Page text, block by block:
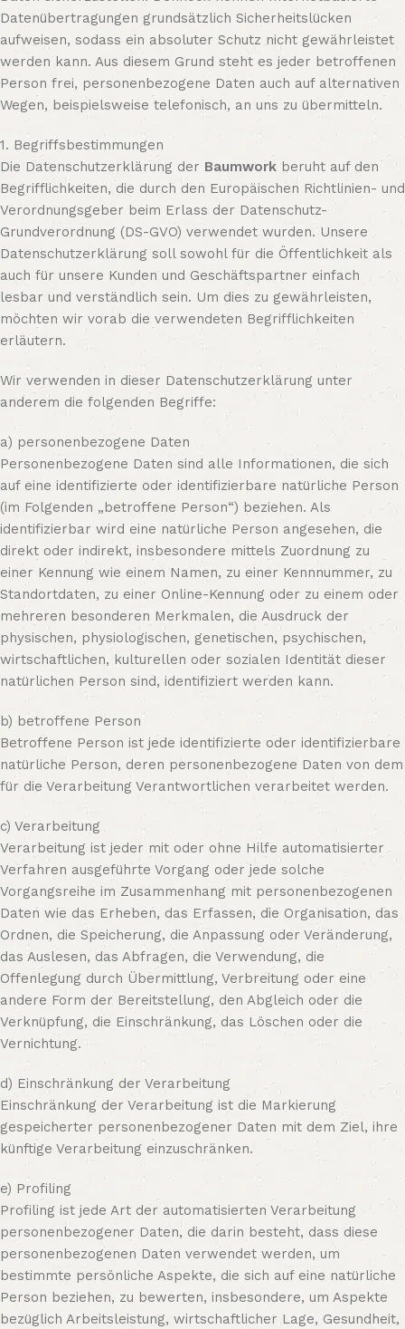
Datenübertragungen grundsätzlich Sicherheitslücken
aufweisen, sodass ein absoluter Schutz nicht gewährleistet
werden kann. Aus diesem Grund steht es jeder betroffenen
Person frei, personenbezogene Daten auch auf alternativen
Wegen, beispielsweise telefonisch, an uns zu übermitteln.
1. Begriffsbestimmungen
Die Datenschutzerklärung der Baumwork beruht auf den
Begrifflichkeiten, die durch den Europäischen Richtlinien- und
Verordnungsgeber beim Erlass der Datenschutz-
Grundverordnung (DS-GVO) verwendet wurden. Unsere
Datenschutzerklärung soll sowohl für die Öffentlichkeit als
auch für unsere Kunden und Geschäftspartner einfach
lesbar und verständlich sein. Um dies zu gewährleisten,
möchten wir vorab die verwendeten Begrifflichkeiten
erläutern.
Wir verwenden in dieser Datenschutzerklärung unter
anderem die folgenden Begriffe:
a) personenbezogene Daten
Personenbezogene Daten sind alle Informationen, die sich
auf eine identifizierte oder identifizierbare natürliche Person
(im Folgenden „betroffene Person“) beziehen. Als
identifizierbar wird eine natürliche Person angesehen, die
direkt oder indirekt, insbesondere mittels Zuordnung zu
einer Kennung wie einem Namen, zu einer Kennnummer, zu
Standortdaten, zu einer Online-Kennung oder zu einem oder
mehreren besonderen Merkmalen, die Ausdruck der
physischen, physiologischen, genetischen, psychischen,
wirtschaftlichen, kulturellen oder sozialen Identität dieser
natürlichen Person sind, identifiziert werden kann.
b) betroffene Person
Betroffene Person ist jede identifizierte oder identifizierbare
natürliche Person, deren personenbezogene Daten von dem
für die Verarbeitung Verantwortlichen verarbeitet werden.
c) Verarbeitung
Verarbeitung ist jeder mit oder ohne Hilfe automatisierter
Verfahren ausgeführte Vorgang oder jede solche
Vorgangsreihe im Zusammenhang mit personenbezogenen
Daten wie das Erheben, das Erfassen, die Organisation, das
Ordnen, die Speicherung, die Anpassung oder Veränderung,
das Auslesen, das Abfragen, die Verwendung, die
Offenlegung durch Übermittlung, Verbreitung oder eine
andere Form der Bereitstellung, den Abgleich oder die
Verknüpfung, die Einschränkung, das Löschen oder die
Vernichtung.
d) Einschränkung der Verarbeitung
Einschränkung der Verarbeitung ist die Markierung
gespeicherter personenbezogener Daten mit dem Ziel, ihre
künftige Verarbeitung einzuschränken.
e) Profiling
Profiling ist jede Art der automatisierten Verarbeitung
personenbezogener Daten, die darin besteht, dass diese
personenbezogenen Daten verwendet werden, um
bestimmte persönliche Aspekte, die sich auf eine natürliche
Person beziehen, zu bewerten, insbesondere, um Aspekte
bezüglich Arbeitsleistung, wirtschaftlicher Lage, Gesundheit,